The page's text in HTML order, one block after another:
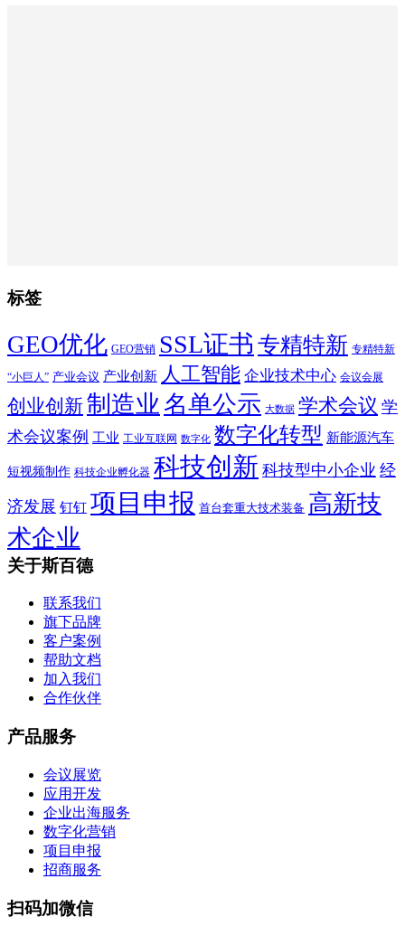
标签
GEO优化 GEO营销 SSL证书 专精特新 专精特新
“小巨人” 产业会议 产业创新 人工智能 企业技术中心 会议会展
创业创新制造业 名单公示 大数据 学术会议 学
术会议案例 工业 工业互联网 数字化 数字化转型 新能源汽车
短视频制作 科技企业孵化器 科技创新 科技型中小企业 经
济发展 钉钉 项目申报 首台套重大技术装备 高新技
术企业
关于斯百德
联系我们
旗下品牌
客户案例
帮助文档
加入我们
合作伙伴
产品服务
会议展览
应用开发
企业出海服务
数字化营销
项目申报
招商服务
扫码加微信